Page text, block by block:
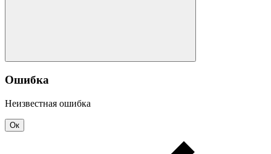
Ошибка
Неизвестная ошибка
Ок